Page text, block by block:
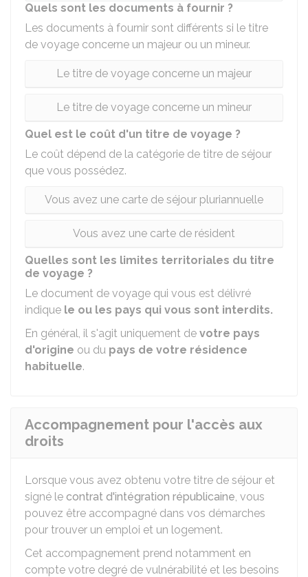
Quels sont les documents à fournir ?
Les documents à fournir sont différents si le titre
de voyage concerne un majeur ou un mineur.
Le titre de voyage concerne un majeur
Le titre de voyage concerne un mineur
Quel est le coût d'un titre de voyage ?
Le coût dépend de la catégorie de titre de séjour
que vous possédez.
Vous avez une carte de séjour pluriannuelle
Vous avez une carte de résident
Quelles sont les limites territoriales du titre
de voyage ?
Le document de voyage qui vous est délivré
indique le ou les pays qui vous sont interdits.
En général, il s'agit uniquement de votre pays
d'origine ou du pays de votre résidence
habituelle.
Accompagnement pour l'accès aux
droits
Lorsque vous avez obtenu votre titre de séjour et
signé le contrat d'intégration républicaine, vous
pouvez être accompagné dans vos démarches
pour trouver un emploi et un logement.
Cet accompagnement prend notamment en
compte votre degré de vulnérabilité et les besoins